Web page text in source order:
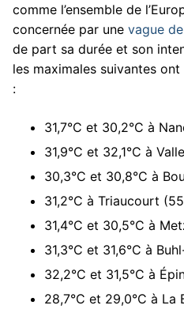
comme l’ensemble de
concernée par une vague
de part sa durée et son
les maximales suivantes
:
31,7°C et 30,2°C à
31,9°C et 32,1°C à
30,3°C et 30,8°C à
31,2°C à Triaucourt
31,4°C et 30,5°C à
31,3°C et 31,6°C à
32,2°C et 31,5°C à
28,7°C et 29,0°C à